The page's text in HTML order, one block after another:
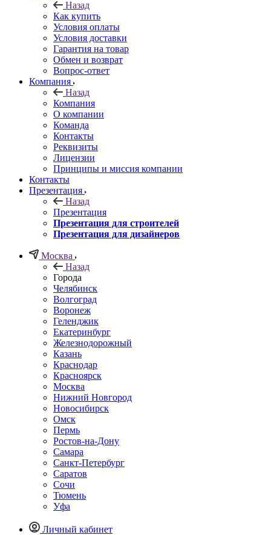
Назад
Как купить
Условия оплаты
Условия доставки
Гарантия на товар
Обмен и возврат
Вопрос-ответ
Компания
Назад
Компания
О компании
Команда
Контакты
Реквизиты
Лицензии
Принципы и миссия компании
Контакты
Презентация
Назад
Презентация
Презентация для строителей
Презентация для дизайнеров
Москва
Назад
Города
Челябинск
Волгоград
Воронеж
Геленджик
Екатеринбург
Железнодорожный
Казань
Краснодар
Красноярск
Москва
Нижний Новгород
Новосибирск
Омск
Пермь
Ростов-на-Дону
Самара
Санкт-Петербург
Саратов
Сочи
Тюмень
Уфа
Личный кабинет